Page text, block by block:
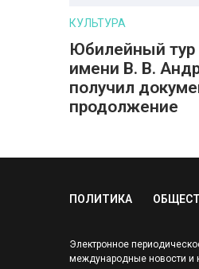
КУЛЬТУРА
Юбилейный тур
имени В. В.
получил
продолжение
ПОЛИТИКА
Электронное
международные новости и